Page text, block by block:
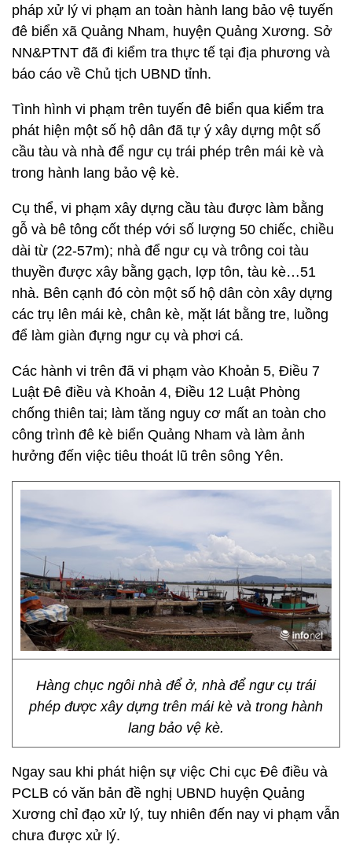
pháp xử lý vi phạm an toàn hành lang bảo vệ tuyến
đê biển xã Quảng Nham, huyện Quảng Xương. Sở
NN&PTNT đã đi kiểm tra thực tế tại địa phương và
báo cáo về Chủ tịch UBND tỉnh.
Tình hình vi phạm trên tuyến đê biển qua kiểm tra
phát hiện một số hộ dân đã tự ý xây dựng một số
cầu tàu và nhà để ngư cụ trái phép trên mái kè và
trong hành lang bảo vệ kè.
Cụ thể, vi phạm xây dựng cầu tàu được làm bằng
gỗ và bê tông cốt thép với số lượng 50 chiếc, chiều
dài từ (22-57m); nhà để ngư cụ và trông coi tàu
thuyền được xây bằng gạch, lợp tôn, tàu kè…51
nhà. Bên cạnh đó còn một số hộ dân còn xây dựng
các trụ lên mái kè, chân kè, mặt lát bằng tre, luồng
để làm giàn đựng ngư cụ và phơi cá.
Các hành vi trên đã vi phạm vào Khoản 5, Điều 7
Luật Đê điều và Khoản 4, Điều 12 Luật Phòng
chống thiên tai; làm tăng nguy cơ mất an toàn cho
công trình đê kè biển Quảng Nham và làm ảnh
hưởng đến việc tiêu thoát lũ trên sông Yên.
Hàng chục ngôi nhà để ở, nhà để ngư cụ trái
phép được xây dựng trên mái kè và trong hành
lang bảo vệ kè.
Ngay sau khi phát hiện sự việc Chi cục Đê điều và
PCLB có văn bản đề nghị UBND huyện Quảng
Xương chỉ đạo xử lý, tuy nhiên đến nay vi phạm vẫn
chưa được xử lý.